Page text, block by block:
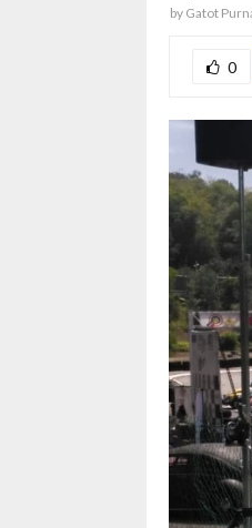
by Gatot
0